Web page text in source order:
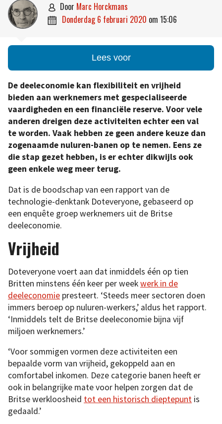
 door Marc Horckmans
 donderdag 6 februari 2020 om 15:06
Lees voor
De deeleconomie kan flexibiliteit en vrijheid
bieden aan werknemers met gespecialiseerde
vaardigheden en een financiële reserve. Voor vele
anderen dreigen deze activiteiten echter een val
te worden. Vaak hebben ze geen andere keuze dan
zogenaamde nuluren-banen op te nemen. Eens ze
die stap gezet hebben, is er echter dikwijls ook
geen enkele weg meer terug.
Dat is de boodschap van een rapport van de
technologie-denktank Doteveryone, gebaseerd op
een enquête groep werknemers uit de Britse
deeleconomie.
Vrijheid
Doteveryone voert aan dat inmiddels één op tien
Britten minstens één keer per weekwerk in de
deeleconomie presteert. ‘Steeds meer sectoren doen
immers beroep op nuluren-werkers,’ aldus het rapport.
‘Inmiddels telt de Britse deeleconomie bijna vijf
miljoen werknemers.’
‘Voor sommigen vormen deze activiteiten een
bepaalde vorm van vrijheid, gekoppeld aan en
comfortabel inkomen. Deze categorie banen heeft er
ook in belangrijke mate voor helpen zorgen dat de
Britse werkloosheid tot een historisch dieptepunt is
gedaald.’